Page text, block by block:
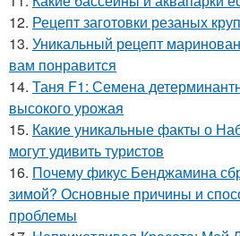
12. Рецепт заготовки резаных
13. Уникальный рецепт
вам понравится
14. Таня F1: Семена
высокого урожая
15. Какие уникальные факты о
могут удивить туристов
16. Почему фикус Бенджамина
зимой? Основные причины и
проблемы